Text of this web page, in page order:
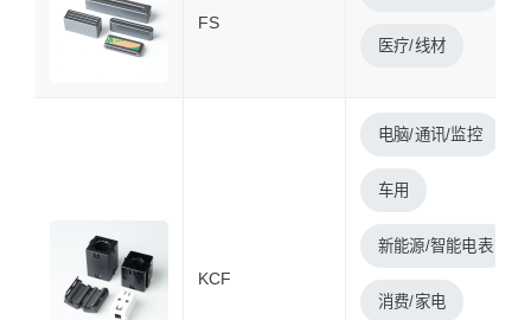
FS
医疗/线材
KCF
电脑/通讯/监控
车用
新能源/智能电表
消费/家电